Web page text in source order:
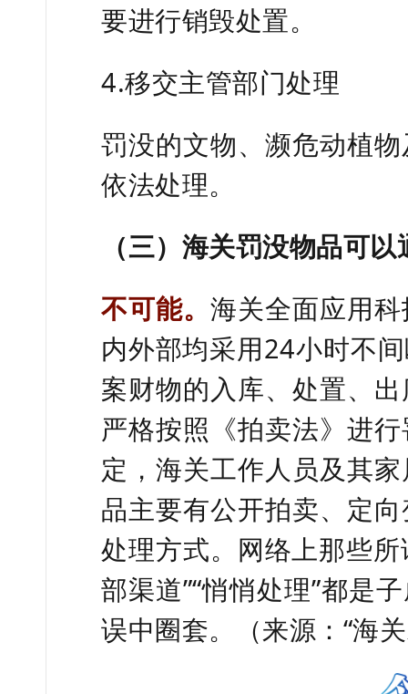
要进行销毁处置。
4.移交主管部门处理
罚没的文物、濒危动植
依法处理。
（三）海关罚没物品可
不可能。海关全面应用
内外部均采用24小时不
案财物的入库、处置、
严格按照《拍卖法》进
定，海关工作人员及其
品主要有公开拍卖、定
处理方式。网络上那些所
部渠道”“悄悄处理”都是
误中圈套。（来源：“海